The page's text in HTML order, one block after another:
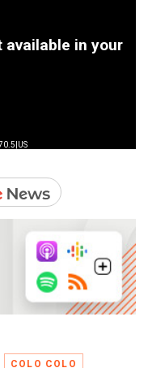
COLO COLO